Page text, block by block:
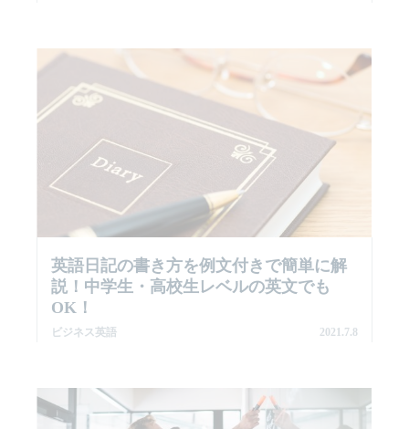
英語日記の書き方を例文付きで簡単に解
説！中学生・高校生レベルの英文でも
OK！
ビジネス英語 2021.7.8